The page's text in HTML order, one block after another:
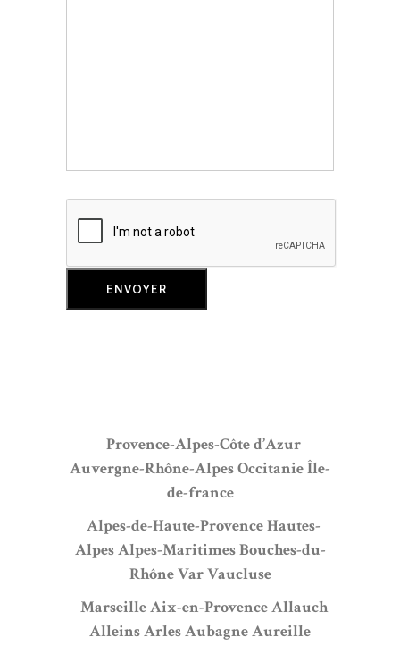
Provence-Alpes-Côte d’Azur
Auvergne-Rhône-AlpesOccitanieÎle-
de-france
Alpes-de-Haute-ProvenceHautes-
AlpesAlpes-MaritimesBouches-du-
RhôneVarVaucluse
MarseilleAix-en-ProvenceAllauch
AlleinsArlesAubagneAureille